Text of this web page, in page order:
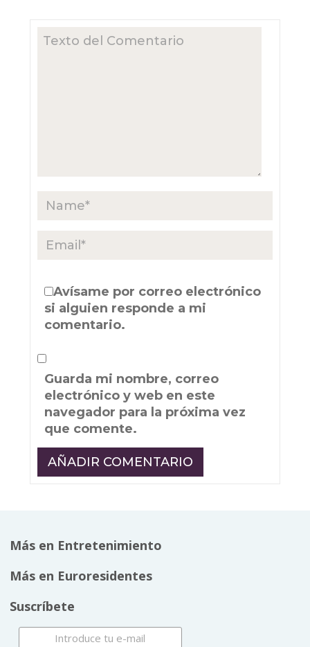
Avísame por correo electrónico
si alguien responde a mi
comentario.
Guarda mi nombre, correo
electrónico y web en este
navegador para la próxima vez
que comente.
Más en Entretenimiento
Más en Euroresidentes
Suscríbete